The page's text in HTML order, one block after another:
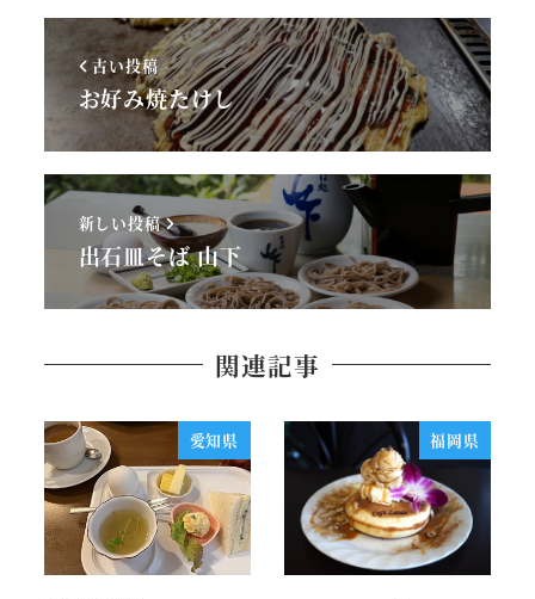
古い投稿
お好み焼たけし
新しい投稿
出石皿そば 山下
関連記事
愛知県 福岡県